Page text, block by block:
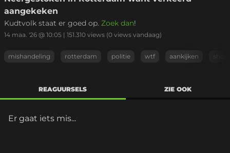
aangekeken
Kudtvolk staat er goed op. Zoek dan!
14 maa. '26 @ 10:05 | 151.310 views (0 views vandaag)
mishandeling rotterdam politie wtf aankijken
REAGUURSELS ZIE OOK
Er gaat iets mis...